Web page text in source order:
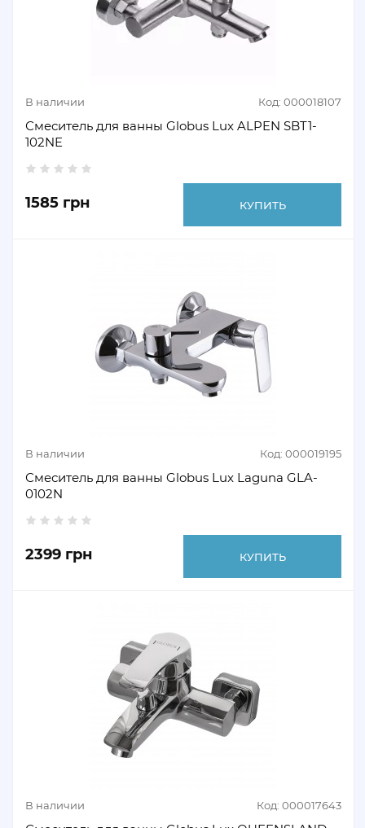
В наличии Код: 000018107
Смеситель для ванны Globus Lux ALPEN SBT1-
102NE
1585 грн КУПИТЬ
В наличии Код: 000019195
Смеситель для ванны Globus Lux Laguna GLA-
0102N
2399 грн КУПИТЬ
В наличии Код: 000017643